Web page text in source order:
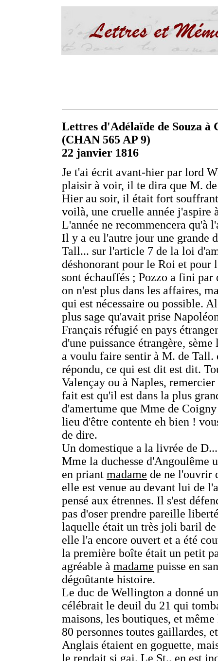
Lettres d'Adélaïde de Souza à
(CHAN 565 AP 9)
22 janvier 1816
Je t'ai écrit avant-hier par lord
plaisir à voir, il te dira que M. de
Hier au soir, il était fort
voilà, une cruelle année j'aspire
L'année ne recommencera qu'à
Il y a eu l'autre jour une grande
Tall... sur l'article 7 de la loi
déshonorant pour le Roi et pour
sont échauffés ; Pozzo a fini
on n'est plus dans les affaires,
qui est nécessaire ou possible.
plus sage qu'avait prise
Français réfugié en pays
d'une puissance étrangère,
a voulu faire sentir à M. de
répondu, ce qui est dit est dit.
Valençay ou à Naples,
fait est qu'il est dans la plus
d'amertume que Mme de
lieu d'être contente eh bien !
de dire.
Un domestique a la livrée de
Mme la duchesse d'Angoulême
en priant madame de ne l'ouvrir
elle est venue au devant lui de
pensé aux étrennes. Il s'est
pas d'oser prendre pareille
laquelle était un très joli baril
elle l'a encore ouvert et a été
la première boîte était un petit
agréable à madame puisse en
dégoûtante histoire.
Le duc de Wellington a donné
célébrait le deuil du 21 qui
maisons, les boutiques, et
80 personnes toutes gaillardes,
Anglais étaient en goguette,
le rendait si gai. Le St.. en est